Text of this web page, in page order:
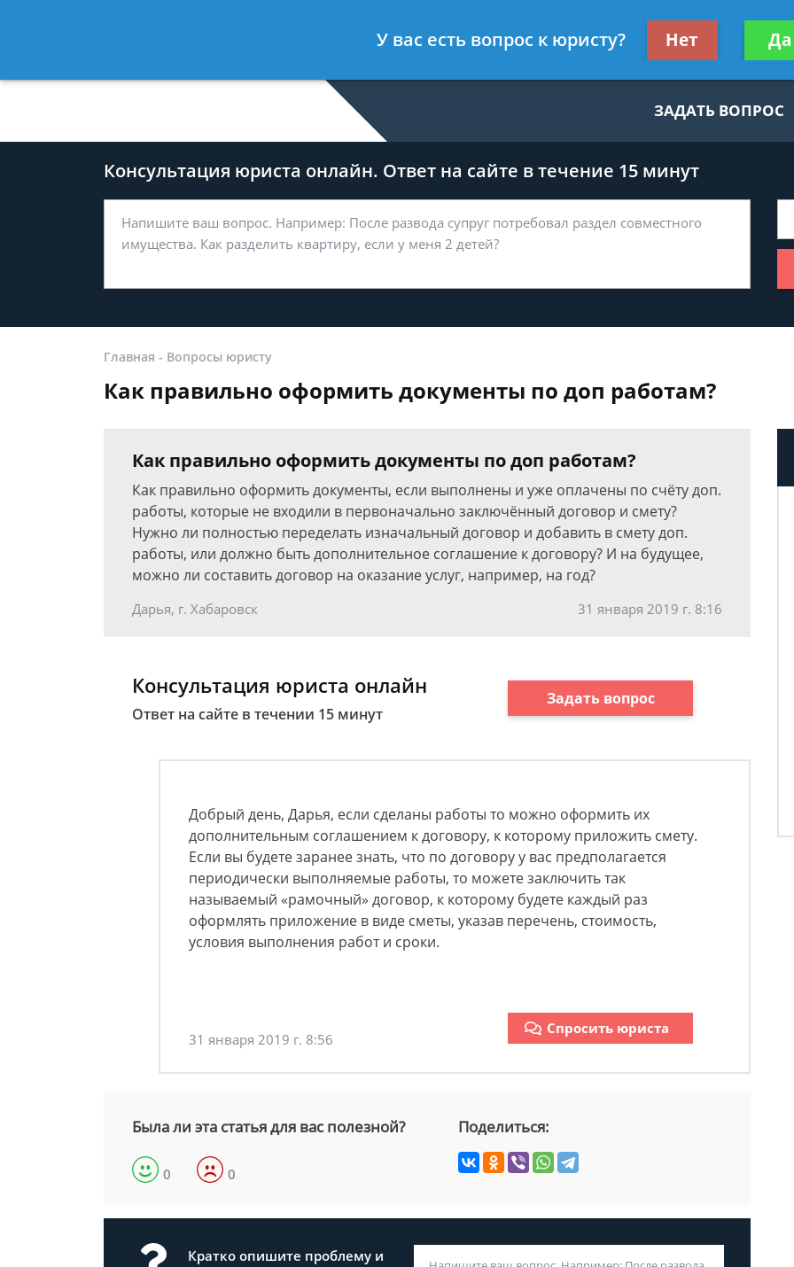
- Юрист по гражданскому праву
Получите
ЗАДАТЬ ВОПРОС
Консультация юриста онлайн. Ответ на сайте в течение 15 минут
Главная - Вопросы юристу
Как правильно оформить документы по доп работам?
Как правильно оформить документы по доп работам?
Как правильно оформить документы, если выполнены и уже оплачены по счёту доп.
работы, которые не входили в первоначально заключённый договор и смету?
Нужно ли полностью переделать изначальный договор и добавить в смету доп.
работы, или должно быть дополнительное соглашение к договору? И на будущее,
можно ли составить договор на оказание услуг, например, на год?
Дарья, г. Хабаровск 31 января 2019 г. 8:16
Консультация юриста онлайн
Ответ на сайте в течении 15 минут
Задать вопрос
Добрый день, Дарья, если сделаны работы то можно оформить их
дополнительным соглашением к договору, к которому приложить смету.
Если вы будете заранее знать, что по договору у вас предполагается
периодически выполняемые работы, то можете заключить так
называемый «рамочный» договор, к которому будете каждый раз
оформлять приложение в виде сметы, указав перечень, стоимость,
условия выполнения работ и сроки.
31 января 2019 г. 8:56
Спросить юриста
Была ли эта статья для вас полезной?
0 0
Поделиться:
Кратко опишите проблему и
У вас есть вопрос к юристу? Нет Да